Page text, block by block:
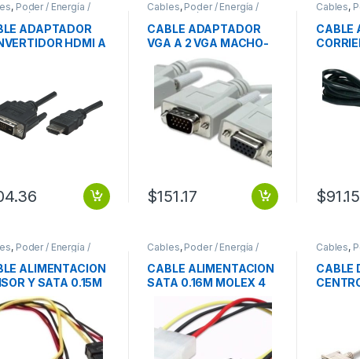
, Poder / Energía /
ADAPTADOR
HDMI A
Cables, Poder / Energía /
Alimentación
CABLE ADAPTADOR
VGA A 2 VGA MACHO-
HEMBRA SPLITTER
KVM MONITOR
MACHO-HEMBRA
SPLITTER KVM
MONITOR
$151.17
Cables,
CABLE
$91.15
, Poder / Energía /
ALIMENTACION
Y SATA 0.15M
4 PINES
0.15M X2 MOLEX
Cables, Poder / Energía /
Alimentación
CABLE ALIMENTACION
SATA 0.16M MOLEX 4
PINES A SATA 15 PINE
MOLEX 4 PINES A SATA
15 PINES
Cables,
CABLE